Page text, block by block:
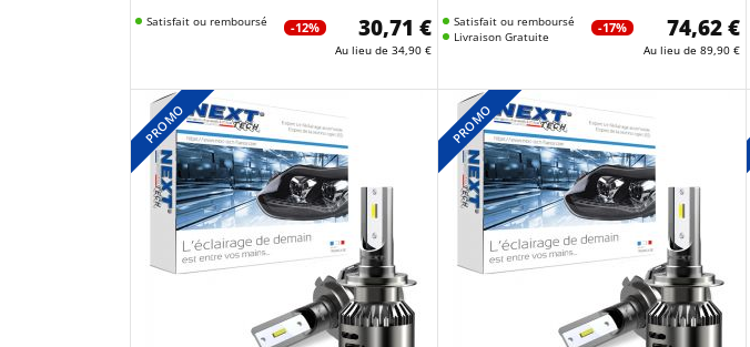
Satisfait ou remboursé -12% 30,71 €
Au lieu de34,90 €
Satisfait ou remboursé
Livraison Gratuite
-17% 74,62 €
Au lieu de 89,90 €
PROMO PROMO